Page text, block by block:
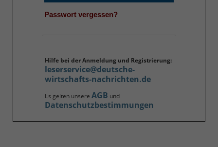
Passwort vergessen?
Hilfe bei der Anmeldung und Registrierung:
leserservice@deutsche-
wirtschafts-nachrichten.de
Es gelten unsere AGB und
Datenschutzbestimmungen